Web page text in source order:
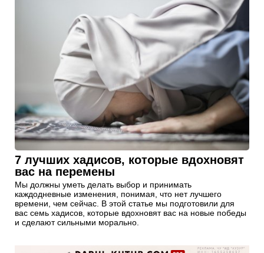
7 лучших хадисов, которые вдохновят
вас на перемены
Мы должны уметь делать выбор и принимать
каждодневные изменения, понимая, что нет лучшего
времени, чем сейчас. В этой статье мы подготовили для
вас семь хадисов, которые вдохновят вас на новые победы
и сделают сильными морально.